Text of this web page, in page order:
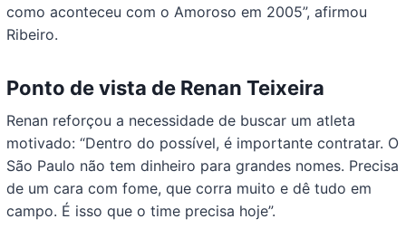
como aconteceu com o Amoroso em 2005”, afirmou
Ribeiro.
Ponto de vista de Renan Teixeira
Renan reforçou a necessidade de buscar um atleta
motivado: “Dentro do possível, é importante contratar. O
São Paulo não tem dinheiro para grandes nomes. Precisa
de um cara com fome, que corra muito e dê tudo em
campo. É isso que o time precisa hoje”.